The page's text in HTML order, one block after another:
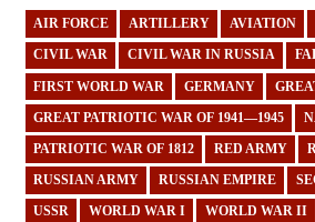
AIR FORCE ARTILLERY AVIATION
CIVIL WAR CIVIL WAR IN RUSSIA
FIRST WORLD WAR GERMANY
GREAT PATRIOTIC WAR OF 1941—1945
PATRIOTIC WAR OF 1812 RED ARMY
RUSSIAN ARMY RUSSIAN EMPIRE
USSR WORLD WAR I WORLD WAR II